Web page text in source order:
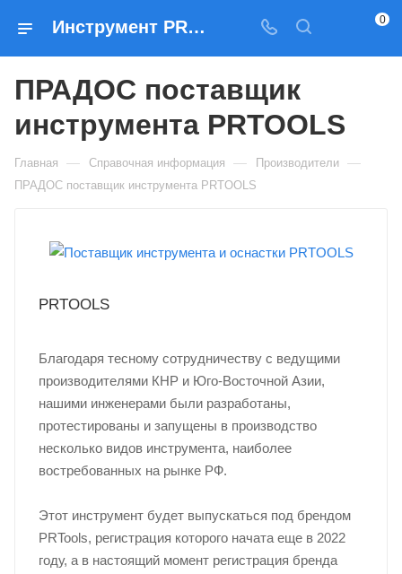
Инструмент PRTOOLS купить у дилера. Оснастка PRTOOLS от российского дистрибьютора. Надежный поставщик PRTOOLS в России и СНГ 0
ПРАДОС поставщик
инструмента PRTOOLS
Главная — Справочная информация — Производители —
ПРАДОС поставщик инструмента PRTOOLS
PRTOOLS
Благодаря тесному сотрудничеству с ведущими
производителями КНР и Юго-Восточной Азии,
нашими инженерами были разработаны,
протестированы и запущены в производство
несколько видов инструмента, наиболее
востребованных на рынке РФ.
Этот инструмент будет выпускаться под брендом
PRTools, регистрация которого начата еще в 2022
году, а в настоящий момент регистрация бренда